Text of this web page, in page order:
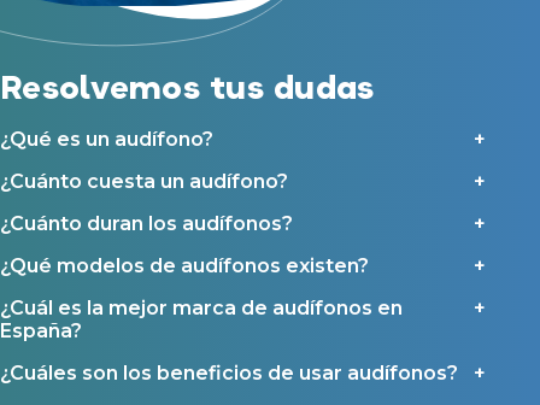
Resolvemos tus dudas
¿Qué es un audífono?
¿Cuánto cuesta un audífono?
¿Cuánto duran los audífonos?
¿Qué modelos de audífonos existen?
¿Cuál es la mejor marca de audífonos en
España?
¿Cuáles son los beneficios de usar audífonos?
Asistencia audiológica a domicilio
Seguro para audífonos
Ayuda Miaudífono hasta 200€*
Ayudas para audífonos en Castilla-La Mancha
Ayudas para audífonos en Andalucía
Ayudas y subvenciones en La Rioja
Ayudas y subvenciones en Asturias
Contacto
Acepto la cesión de estos datos a empresas colaboradoras de
Miaudífono para poder ofrecer los servicios solicitados, según se
detalla en nuestrasCondiciones de uso
Política de Privacidad